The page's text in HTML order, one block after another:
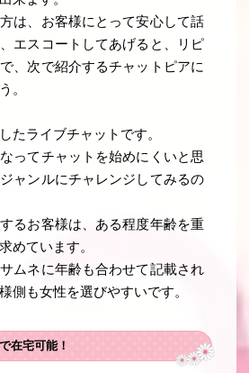
は、お客様にとって安心して話
エスコートしてあげると、リピ
、次で紹介するチャットピアに
。
たライブチャットです。
ってチャットを始めにくいと思
ャンルにチャレンジしてみるの
るお客様は、ある程度年齢を重
めています。
ムネに年齢も合わせて記載され
側も女性を選びやすいです。
在宅可能！